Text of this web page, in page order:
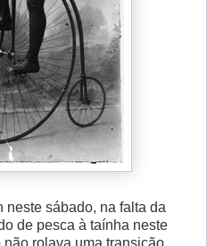
neste sábado, na falta da
de pesca à taínha neste
rolava uma transição